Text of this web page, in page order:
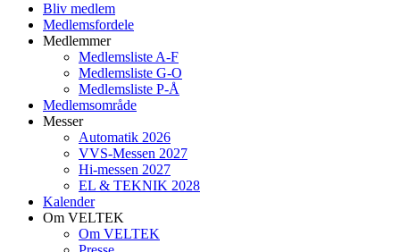
Bliv medlem
Medlemsfordele
Medlemmer
Medlemsliste A-F
Medlemsliste G-O
Medlemsliste P-Å
Medlemsområde
Messer
Automatik 2026
VVS-Messen 2027
Hi-messen 2027
EL & TEKNIK 2028
Kalender
Om VELTEK
Om VELTEK